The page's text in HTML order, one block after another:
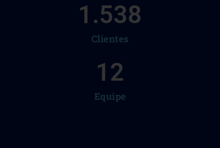
Clientes
1.538
Equipe
12